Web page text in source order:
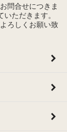
問合せにつきま
ただきます。
ろしくお願い致